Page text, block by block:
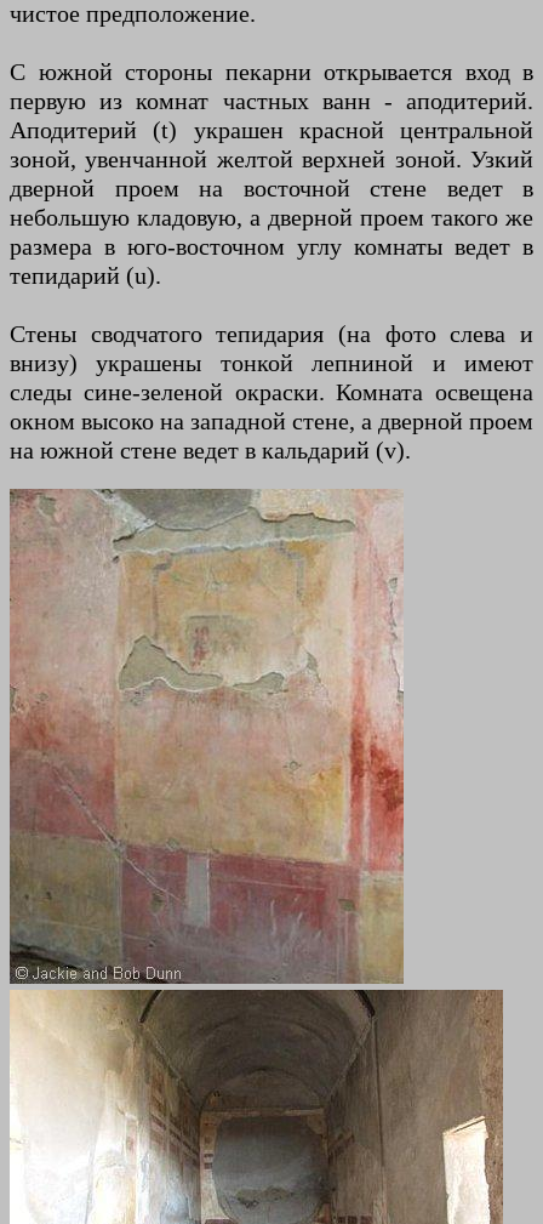
чистое предположение.
С южной стороны пекарни открывается вход в
первую из комнат частных ванн - аподитерий.
Аподитерий (t) украшен красной центральной
зоной, увенчанной желтой верхней зоной. Узкий
дверной проем на восточной стене ведет в
небольшую кладовую, а дверной проем такого же
размера в юго-восточном углу комнаты ведет в
тепидарий (u).
Стены сводчатого тепидария (на фото слева и
внизу) украшены тонкой лепниной и имеют
следы сине-зеленой окраски. Комната освещена
окном высоко на западной стене, а дверной проем
на южной стене ведет в кальдарий (v).